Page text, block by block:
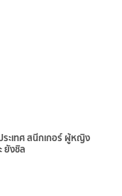
ระเทศ สนีกเกอร์ ผู้หญิง
ยังชิล